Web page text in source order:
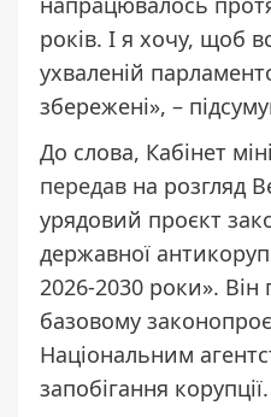
років. І я хочу, щоб
ухваленій
збережені», –
До слова, Кабінет
передав на розгляд
урядовий проєкт
державної
2026-2030 роки». Він
базовому
Національним
запобігання корупції.